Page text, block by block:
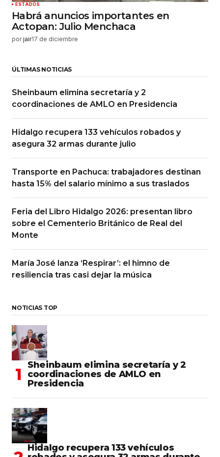
ESTADOS
Habrá anuncios importantes en
Actopan: Julio Menchaca
por jair17 de diciembre
ÚLTIMAS NOTICIAS
Sheinbaum elimina secretaría y 2
coordinaciones de AMLO en Presidencia
Hidalgo recupera 133 vehículos robados y
asegura 32 armas durante julio
Transporte en Pachuca: trabajadores destinan
hasta 15% del salario mínimo a sus traslados
Feria del Libro Hidalgo 2026: presentan libro
sobre el Cementerio Británico de Real del
Monte
María José lanza ‘Respirar’: el himno de
resiliencia tras casi dejar la música
NOTICIAS TOP
Sheinbaum elimina secretaría y 2
coordinaciones de AMLO en
Presidencia
Hidalgo recupera 133 vehículos